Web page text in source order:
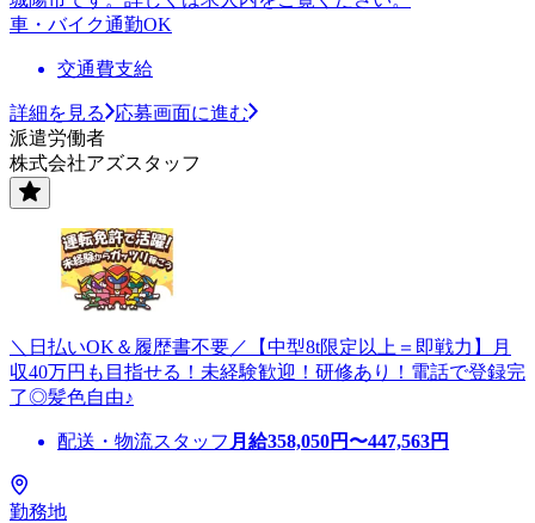
車・バイク通勤OK
交通費支給
詳細を見る
応募画面に進む
派遣労働者
株式会社アズスタッフ
＼日払いOK＆履歴書不要／【中型8t限定以上＝即戦力】月
収40万円も目指せる！未経験歓迎！研修あり！電話で登録完
了◎髪色自由♪
配送・物流スタッフ 月給358,050円〜447,563円
勤務地